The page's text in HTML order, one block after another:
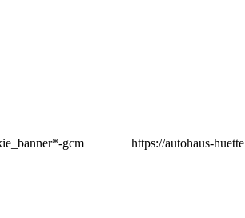
gcm https://autohaus-